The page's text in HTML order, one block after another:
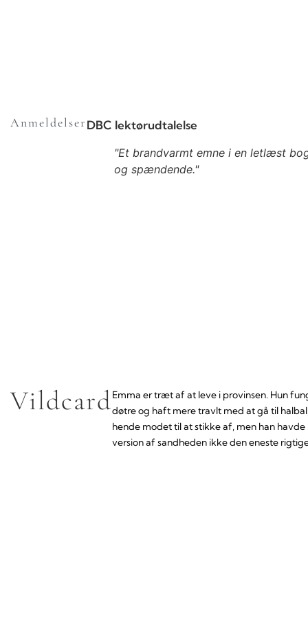
AnmeldelserDBC lektørudtalelse
"Et brandvarmt emne i en letlæst
og spændende."
VildcardEmma er træt af at leve i provinsen. Hun
døtre og haft mere travlt med at gå til
hende modet til at stikke af, men han
version af sandheden ikke den eneste